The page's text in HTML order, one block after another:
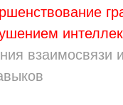
взаимосвязи